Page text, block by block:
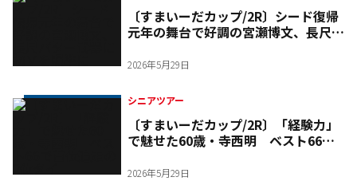
〔すまいーだカップ/2R〕シード復帰
元年の舞台で好調の宮瀬博文、長尺パ
2026年5月29日
シニアツアー
〔すまいーだカップ/2R〕「経験力」
で魅せた60歳・寺西明 ベスト66で
2026年5月29日